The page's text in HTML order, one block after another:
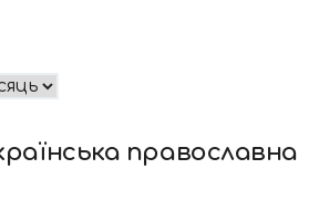
православна